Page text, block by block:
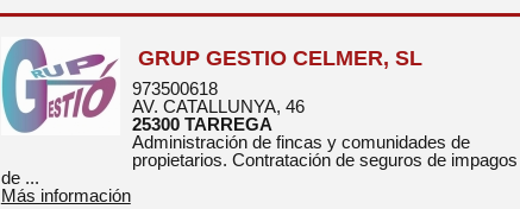
GRUP GESTIO CELMER, SL
973500618
AV. CATALLUNYA, 46
25300 TARREGA
Administración de fincas y comunidades de
propietarios. Contratación de seguros de impagos
de ...
Más información